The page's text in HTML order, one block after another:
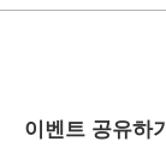
이벤트 공유하기